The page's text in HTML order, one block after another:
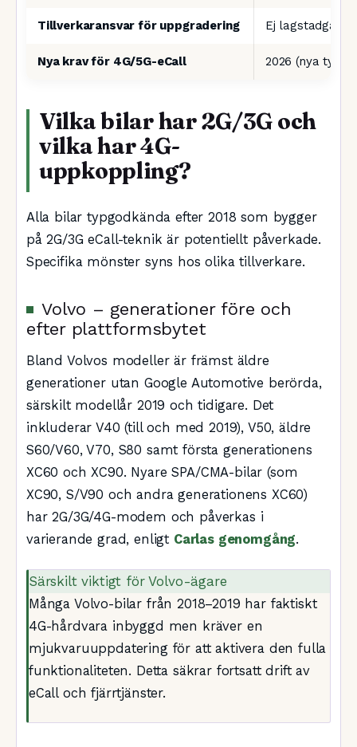
Tillverkaransvar för uppgradering Ej lagstadgat,
Nya krav för 4G/5G-eCall 2026 (nya
Vilka bilar har 2G/3G och
vilka har 4G-
uppkoppling?
Alla bilar typgodkända efter 2018 som bygger
på 2G/3G eCall-teknik är potentiellt påverkade.
Specifika mönster syns hos olika tillverkare.
Volvo – generationer före och
efter plattformsbytet
Bland Volvos modeller är främst äldre
generationer utan Google Automotive berörda,
särskilt modellår 2019 och tidigare. Det
inkluderar V40 (till och med 2019), V50, äldre
S60/V60, V70, S80 samt första generationens
XC60 och XC90. Nyare SPA/CMA-bilar (som
XC90, S/V90 och andra generationens XC60)
har 2G/3G/4G-modem och påverkas i
varierande grad, enligt Carlas genomgång.
Särskilt viktigt för Volvo-ägare
Många Volvo-bilar från 2018–2019 har faktiskt
4G-hårdvara inbyggd men kräver en
mjukvaruuppdatering för att aktivera den fulla
funktionaliteten. Detta säkrar fortsatt drift av
eCall och fjärrtjänster.